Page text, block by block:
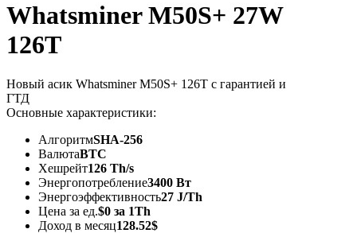
Whatsminer M50S+ 27W
126T
Новый асик Whatsminer M50S+ 126T с гарантией и
ГТД
Основные характеристики:
АлгоритмSHA-256
ВалютаBTC
Хешрейт126 Th/s
Энергопотребление3400 Вт
Энергоэффективность27 J/Th
Цена за ед.$0 за 1Th
Доход в месяц128.52$